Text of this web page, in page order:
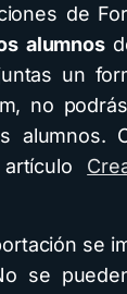
de
alumnos
un
no
alumnos.
se
se